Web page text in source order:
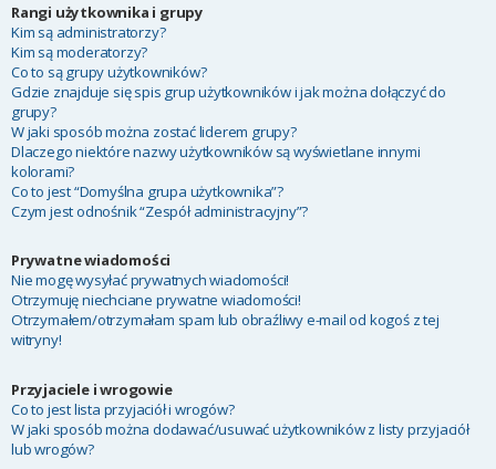
Rangi użytkownika i grupy
Kim są administratorzy?
Kim są moderatorzy?
Co to są grupy użytkowników?
Gdzie znajduje się spis grup użytkowników i jak można dołączyć do
grupy?
W jaki sposób można zostać liderem grupy?
Dlaczego niektóre nazwy użytkowników są wyświetlane innymi
kolorami?
Co to jest “Domyślna grupa użytkownika”?
Czym jest odnośnik “Zespół administracyjny”?
Prywatne wiadomości
Nie mogę wysyłać prywatnych wiadomości!
Otrzymuję niechciane prywatne wiadomości!
Otrzymałem/otrzymałam spam lub obraźliwy e-mail od kogoś z tej
witryny!
Przyjaciele i wrogowie
Co to jest lista przyjaciół i wrogów?
W jaki sposób można dodawać/usuwać użytkowników z listy przyjaciół
lub wrogów?